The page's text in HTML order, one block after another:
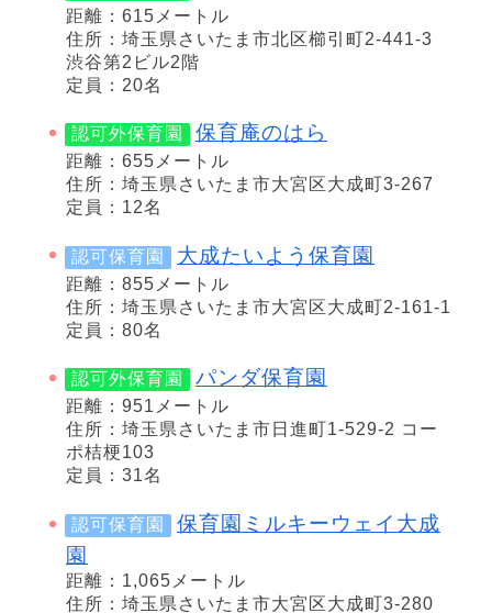
距離：615メートル
住所：埼玉県さいたま市北区櫛引町2-441-3
渋谷第2ビル2階
定員：20名
認可外保育園 保育庵のはら
距離：655メートル
住所：埼玉県さいたま市大宮区大成町3-267
定員：12名
認可保育園 大成たいよう保育園
距離：855メートル
住所：埼玉県さいたま市大宮区大成町2-161-1
定員：80名
認可外保育園 パンダ保育園
距離：951メートル
住所：埼玉県さいたま市日進町1-529-2 コー
ポ桔梗103
定員：31名
認可保育園
保育園ミルキーウェイ大成
園
距離：1,065メートル
住所：埼玉県さいたま市大宮区大成町3-280